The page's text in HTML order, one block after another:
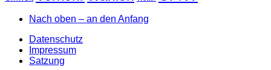
Nach oben – an den Anfang
Datenschutz
Impressum
Satzung